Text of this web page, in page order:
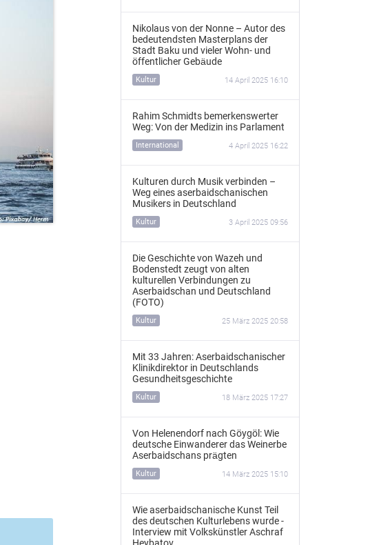
Nikolaus von der Nonne – Autor des
bedeutendsten Masterplans der
Stadt Baku und vieler Wohn- und
öffentlicher Gebäude
Kultur 14 April 2025 16:10
Rahim Schmidts bemerkenswerter
Weg: Von der Medizin ins Parlament
International 4 April 2025 16:22
Kulturen durch Musik verbinden –
Weg eines aserbaidschanischen
Musikers in Deutschland
Kultur 3 April 2025 09:56
Die Geschichte von Wazeh und
Bodenstedt zeugt von alten
kulturellen Verbindungen zu
Aserbaidschan und Deutschland
(FOTO)
Kultur 25 März 2025 20:58
Mit 33 Jahren: Aserbaidschanischer
Klinikdirektor in Deutschlands
Gesundheitsgeschichte
Kultur 18 März 2025 17:27
Von Helenendorf nach Göygöl: Wie
deutsche Einwanderer das Weinerbe
Aserbaidschans prägten
Kultur 14 März 2025 15:10
Wie aserbaidschanische Kunst Teil
des deutschen Kulturlebens wurde -
Interview mit Volkskünstler Aschraf